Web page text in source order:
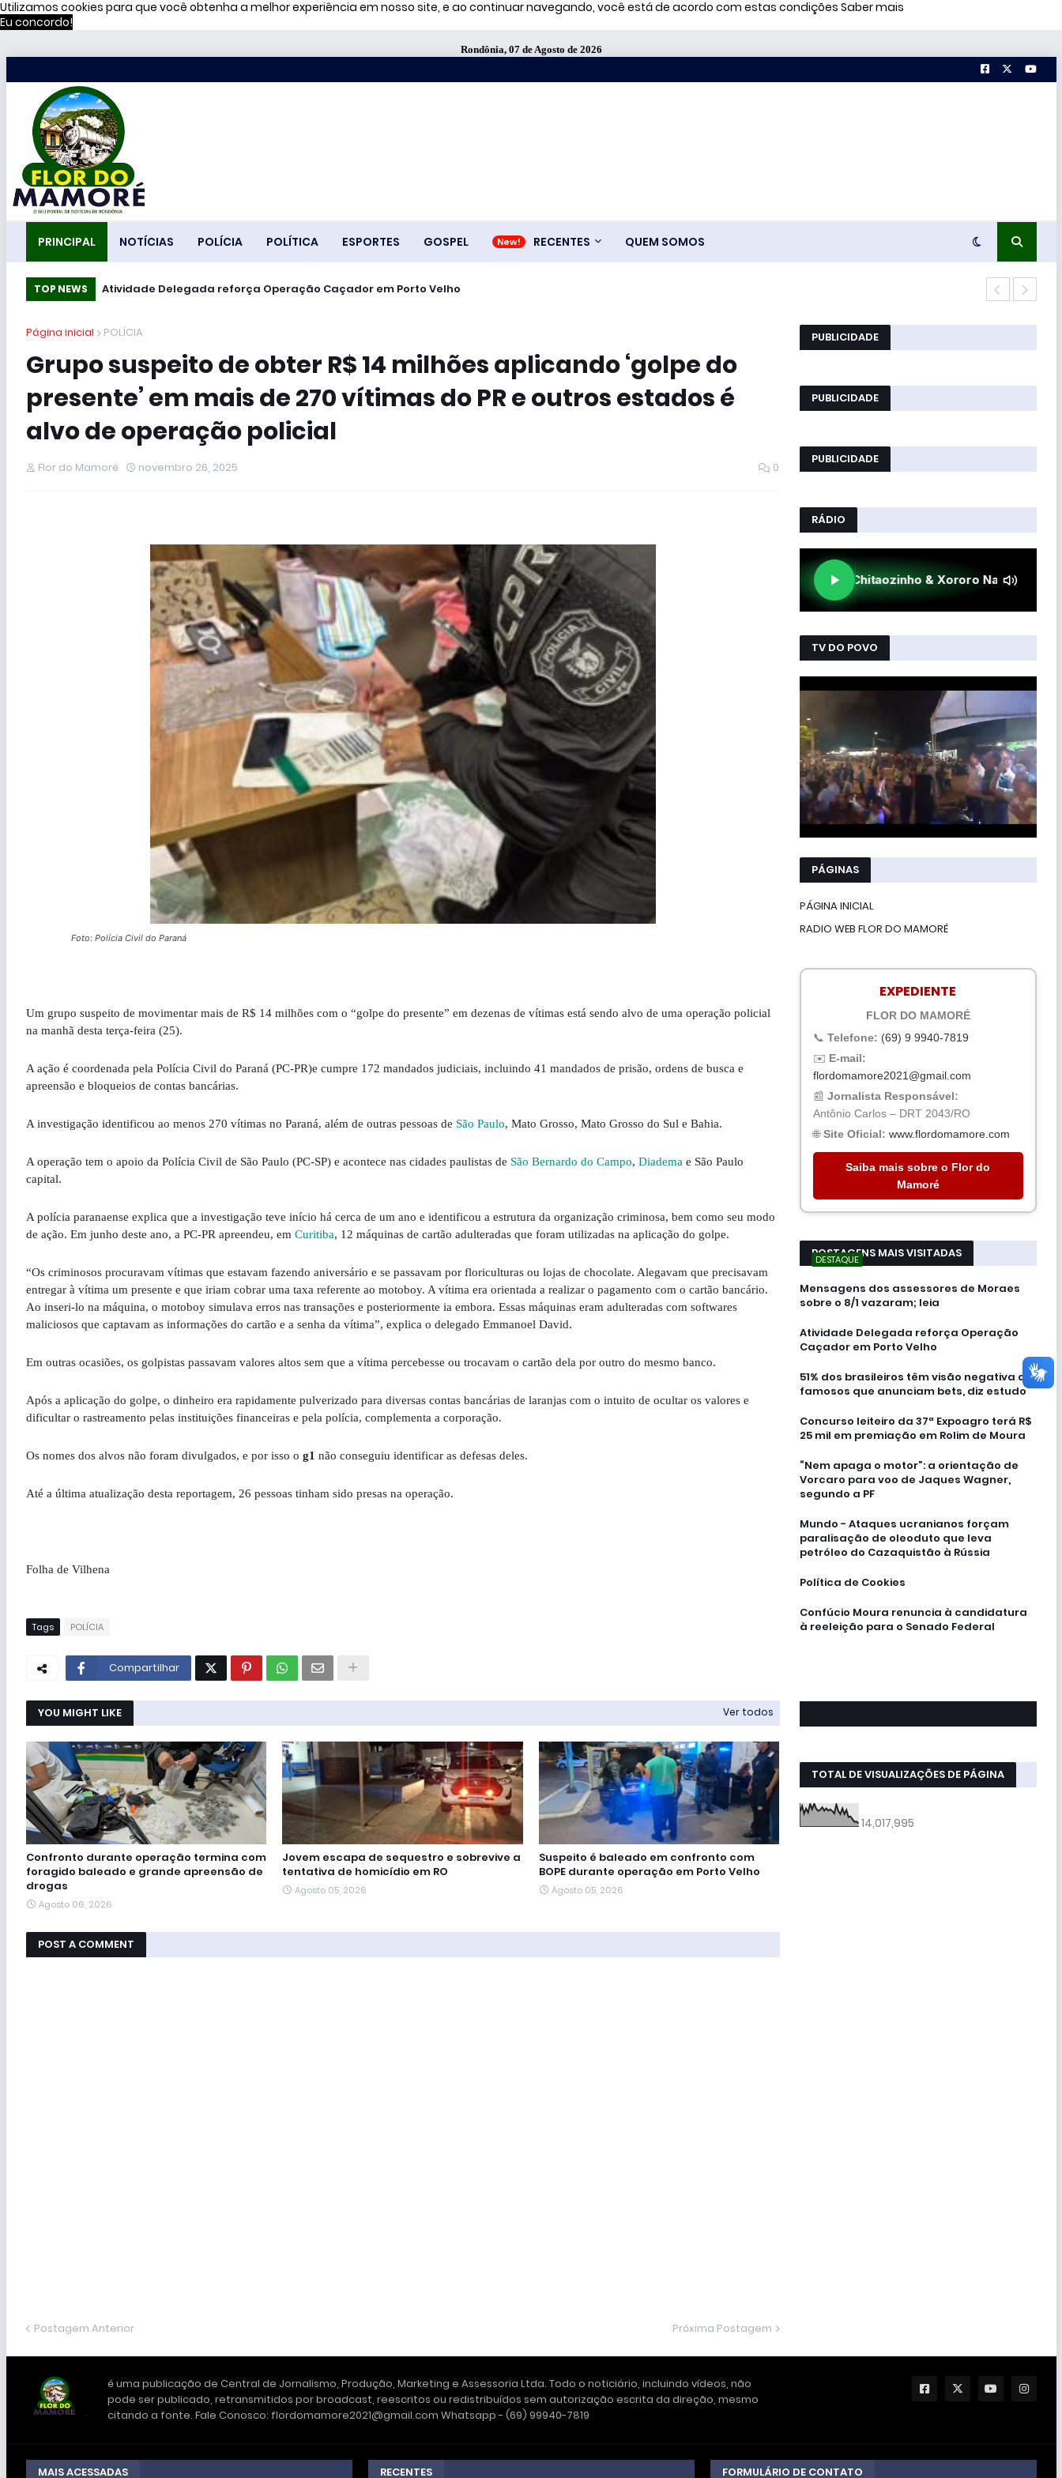
Utilizamos cookies para que você obtenha a melhor experiência em nosso site, e ao continuar navegando, você está de acordo com estas condições Saber mais
Eu concordo!
Rondônia, 07 de Agosto de 2026
PRINCIPAL NOTÍCIAS POLÍCIA POLÍTICA ESPORTES GOSPEL RECENTES QUEM SOMOS
TOP NEWS Atividade Delegada reforça Operação Caçador em Porto Velho
Página inicial POLÍCIA
Grupo suspeito de obter R$ 14 milhões aplicando ‘golpe do
presente’ em mais de 270 vítimas do PR e outros estados é
alvo de operação policial
Flor do Mamoré novembro 26, 2025 0
Foto: Polícia Civil do Paraná
Um grupo suspeito de movimentar mais de R$ 14 milhões com o “golpe do presente” em dezenas de vítimas está sendo alvo de uma operação policial
na manhã desta terça-feira (25).
A ação é coordenada pela Polícia Civil do Paraná (PC-PR)e cumpre 172 mandados judiciais, incluindo 41 mandados de prisão, ordens de busca e
apreensão e bloqueios de contas bancárias.
A investigação identificou ao menos 270 vítimas no Paraná, além de outras pessoas de São Paulo, Mato Grosso, Mato Grosso do Sul e Bahia.
A operação tem o apoio da Polícia Civil de São Paulo (PC-SP) e acontece nas cidades paulistas de São Bernardo do Campo, Diadema e São Paulo
capital.
A polícia paranaense explica que a investigação teve início há cerca de um ano e identificou a estrutura da organização criminosa, bem como seu modo
de ação. Em junho deste ano, a PC-PR apreendeu, em Curitiba, 12 máquinas de cartão adulteradas que foram utilizadas na aplicação do golpe.
“Os criminosos procuravam vítimas que estavam fazendo aniversário e se passavam por floriculturas ou lojas de chocolate. Alegavam que precisavam
entregar à vítima um presente e que iriam cobrar uma taxa referente ao motoboy. A vítima era orientada a realizar o pagamento com o cartão bancário.
Ao inseri-lo na máquina, o motoboy simulava erros nas transações e posteriormente ia embora. Essas máquinas eram adulteradas com softwares
maliciosos que captavam as informações do cartão e a senha da vítima”, explica o delegado Emmanoel David.
Em outras ocasiões, os golpistas passavam valores altos sem que a vítima percebesse ou trocavam o cartão dela por outro do mesmo banco.
Após a aplicação do golpe, o dinheiro era rapidamente pulverizado para diversas contas bancárias de laranjas com o intuito de ocultar os valores e
dificultar o rastreamento pelas instituições financeiras e pela polícia, complementa a corporação.
Os nomes dos alvos não foram divulgados, e por isso o g1 não conseguiu identificar as defesas deles.
Até a última atualização desta reportagem, 26 pessoas tinham sido presas na operação.
Folha de Vilhena
Tags POLÍCIA
Compartilhar
YOU MIGHT LIKE Ver todos
Confronto durante operação termina com
foragido baleado e grande apreensão de
drogas
Agosto 06, 2026
Jovem escapa de sequestro e sobrevive a
tentativa de homicídio em RO
Agosto 05, 2026
Suspeito é baleado em confronto com
BOPE durante operação em Porto Velho
Agosto 05, 2026
POST A COMMENT
Postagem Anterior Próxima Postagem
PUBLICIDADE
PUBLICIDADE
PUBLICIDADE
RÁDIO
TV DO POVO
PÁGINAS
PÁGINA INICIAL
RADIO WEB FLOR DO MAMORÉ
EXPEDIENTE
FLOR DO MAMORÉ
📞 Telefone: (69) 9 9940-7819
✉️ E-mail:
flordomamore2021@gmail.com
📰 Jornalista Responsável:
Antônio Carlos – DRT 2043/RO
🌐Site Oficial: www.flordomamore.com
Saiba mais sobre o Flor do
Mamoré
POSTAGENS MAIS VISITADAS
DESTAQUE
Mensagens dos assessores de Moraes
sobre o 8/1 vazaram; leia
Atividade Delegada reforça Operação
Caçador em Porto Velho
51% dos brasileiros têm visão negativa de
famosos que anunciam bets, diz estudo
Concurso leiteiro da 37ª Expoagro terá R$
25 mil em premiação em Rolim de Moura
“Nem apaga o motor”: a orientação de
Vorcaro para voo de Jaques Wagner,
segundo a PF
Mundo - Ataques ucranianos forçam
paralisação de oleoduto que leva
petróleo do Cazaquistão à Rússia
Política de Cookies
Confúcio Moura renuncia à candidatura
à reeleição para o Senado Federal
TOTAL DE VISUALIZAÇÕES DE PÁGINA
14,017,995
é uma publicação de Central de Jornalismo, Produção, Marketing e Assessoria Ltda. Todo o noticiário, incluindo vídeos, não
pode ser publicado, retransmitidos por broadcast, reescritos ou redistribuídos sem autorização escrita da direção, mesmo
citando a fonte. Fale Conosco: flordomamore2021@gmail.com Whatsapp - (69) 99940-7819
MAIS ACESSADAS RECENTES FORMULÁRIO DE CONTATO